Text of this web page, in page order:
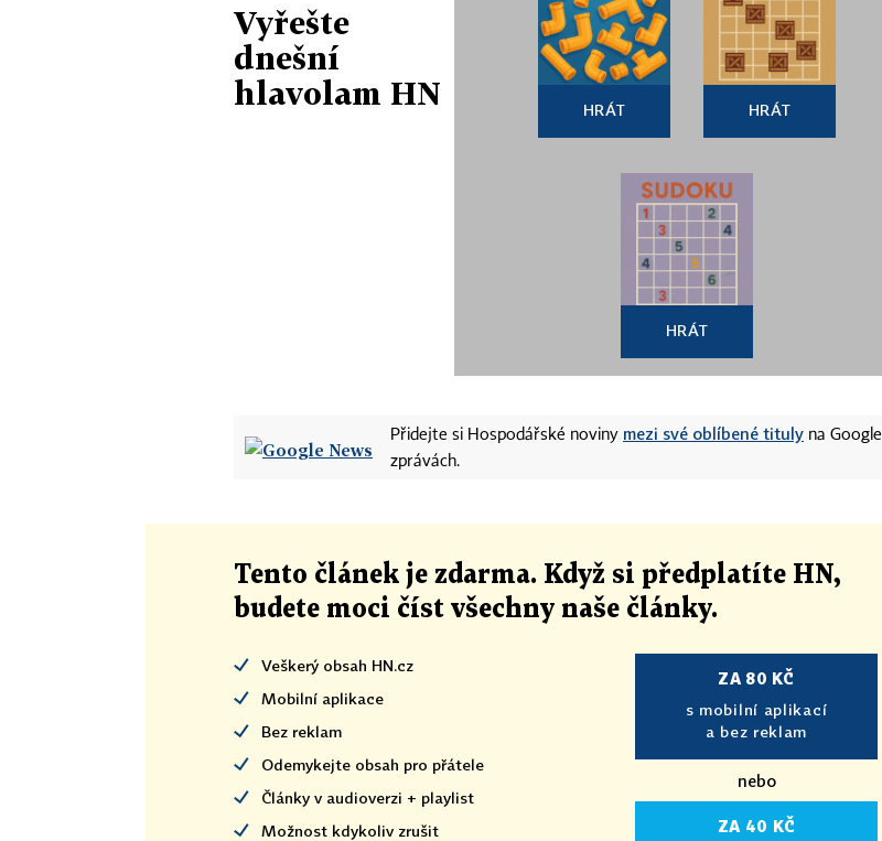
Vyřešte
dnešní
hlavolam HN
HRÁT HRÁT
HRÁT
Přidejte si Hospodářské noviny mezi své oblíbené tituly na Google
zprávách.
Tento článek je zdarma. Když si předplatíte HN,
budete moci číst všechny naše články.
Veškerý obsah HN.cz
Mobilní aplikace
Bez reklam
Odemykejte obsah pro přátele
Články v audioverzi + playlist
Možnost kdykoliv zrušit
ZA 80 KČ
s mobilní aplikací
a bez reklam
nebo
ZA 40 KČ